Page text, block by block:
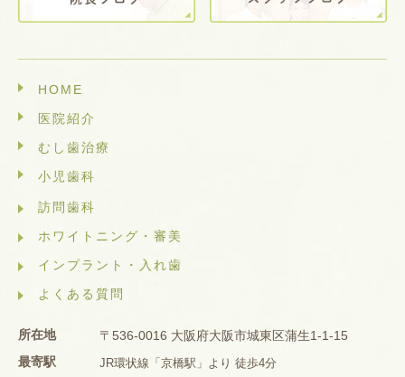
HOME
医院紹介
むし歯治療
小児歯科
訪問歯科
ホワイトニング・審美
インプラント・入れ歯
よくある質問
所在地
〒536-0016 大阪府大阪市城東区蒲生1-1-15
最寄駅
JR環状線「京橋駅」より 徒歩4分